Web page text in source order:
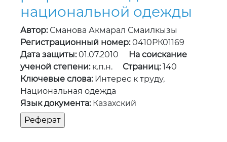
национальной одежды
Автор:Сманова Акмарал Смаилкызы
Регистрационный номер:0410РК01169
Дата защиты:01.07.2010
На соискание
ученой степени:к.п.н. Страниц:140
Ключевые слова:Интерес к труду,
Национальная одежда
Язык документа:Казахский